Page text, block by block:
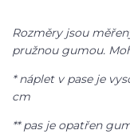
Rozměry jsou
pružnou gumou.
* náplet v pase je
cm
** pas je opatřen